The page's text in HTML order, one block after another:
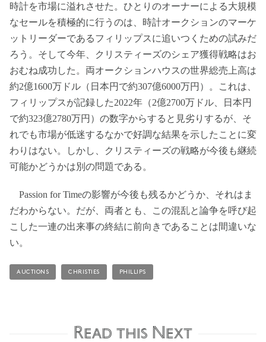
時計を市場に溢れさせた。ひとりのオーナーによる大規模
なセールを積極的に行うのは、時計オークションのマーケ
ットリーダーであるフィリップスに追いつくための試みだ
ろう。そして今年、クリスティーズのシェア獲得戦略はお
おむね成功した。両オークションハウスの世界総売上高は
約2億1600万ドル（日本円で約307億6000万円）。これは、
フィリップスが記録した2022年（2億2700万ドル、日本円
で約323億2780万円）の数字からすると見劣りするが、そ
れでも市場が低迷するなかで好調な結果を示したことに変
わりはない。しかし、クリスティーズの戦略が今後も継続
可能かどうかは別の問題である。
Passion for Timeの影響が今後も残るかどうか、それはま
だわからない。だが、両者とも、この混乱と論争を呼び起
こした一連の出来事の終結に前向きであることは間違いな
い。
AUCTIONS CHRISTIES PHILLIPS
Read this Next